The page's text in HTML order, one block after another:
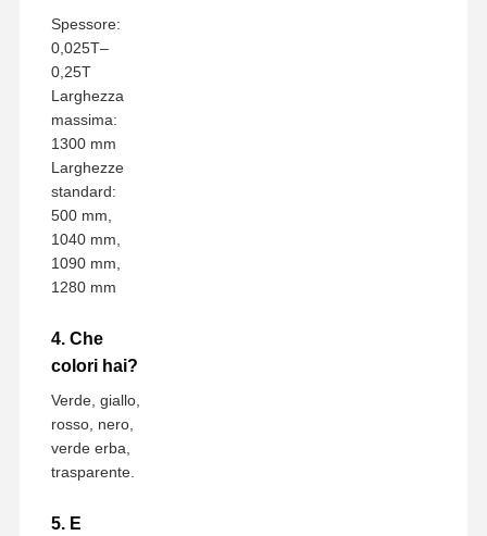
Spessore:
0,025T–
0,25T
Larghezza
massima:
1300 mm
Larghezze
standard:
500 mm,
1040 mm,
1090 mm,
1280 mm
4. Che
colori hai?
Verde, giallo,
rosso, nero,
verde erba,
trasparente.
5. E